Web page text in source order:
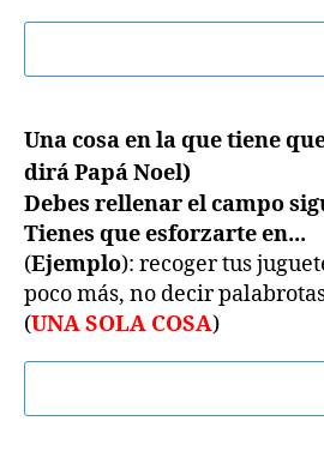
Una cosa en la que tiene
dirá Papá Noel)
Debes rellenar el campo
Tienes que esforzarte en...
(Ejemplo): recoger tus
poco más, no decir
(UNA SOLA COSA)